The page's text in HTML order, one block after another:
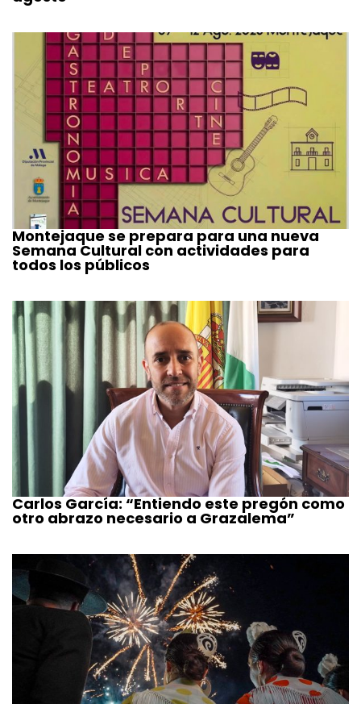
Montejaque se prepara para una nueva
Semana Cultural con actividades para
todos los públicos
Carlos García: “Entiendo este pregón como
otro abrazo necesario a Grazalema”